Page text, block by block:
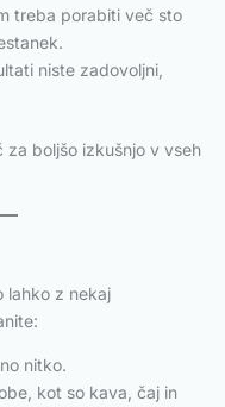
treba porabiti več sto
niste zadovoljni,
boljšo izkušnjo v vseh
lahko z nekaj
nitko.
kot so kava, čaj in